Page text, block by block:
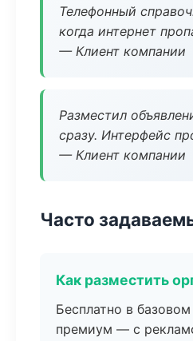
Телефонный
когда интернет
— Клиент компании
Разместил
сразу. Интерфейс
— Клиент компании
Часто
Как разместить
Бесплатно в
премиум — с